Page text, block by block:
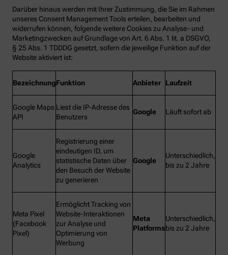
Darüber hinaus werden mit Ihrer Zustimmung, die Sie im Rahmen
unseres Consent Management Tools erteilen, bearbeiten und
widerrufen können, folgende weitere Cookies zu Analyse- und
Marketingzwecken auf Grundlage von Art. 6 Abs. 1 lit. a DSGVO,
§ 25 Abs. 1 TDDDG gesetzt, sofern die jeweilige Funktion auf der
Website aktiviert ist:
BezeichnungFunktion Anbieter Laufzeit
Google Maps
API
Liest die IP-Adresse des
Benutzers
Google Läuft sofort ab
Google
Analytics
Registrierung einer
eindeutigen ID, um
statistische Daten über
den Besuch der Website
zu generieren
Google
Unterschiedlich,
bis zu 2 Jahre
Meta Pixel
(Facebook
Pixel)
Ermöglicht Tracking von
Website-Interaktionen
zur Analyse und
Optimierung von
Werbung
Meta
Platforms
Unterschiedlich,
bis zu 2 Jahre